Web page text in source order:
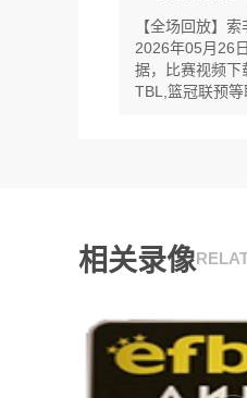
【全场回放】
2026年05月26
据，比赛视频下
TBL,篮冠联预等
相关录像